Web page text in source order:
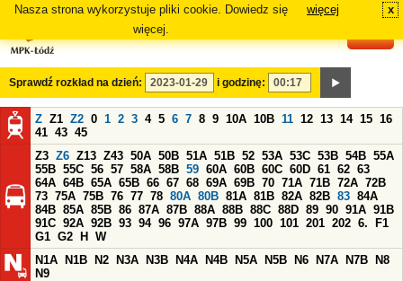
Nasza strona wykorzystuje pliki cookie. Dowiedz się
więcej.
więcej x
Sprawdź rozkład na dzień: i godzinę:
Z Z1 Z2 0 1 2 3 4 5 6 7 8 9 10A 10B 11 12 13 14 15 16
41 43 45
Z3 Z6 Z13 Z43 50A 50B 51A 51B 52 53A 53C 53B 54B 55A
55B 55C 56 57 58A 58B 59 60A 60B 60C 60D 61 62 63
64A 64B 65A 65B 66 67 68 69A 69B 70 71A 71B 72A 72B
73 75A 75B 76 77 78 80A 80B 81A 81B 82A 82B 83 84A
84B 85A 85B 86 87A 87B 88A 88B 88C 88D 89 90 91A 91B
91C 92A 92B 93 94 96 97A 97B 99 100 101 201 202 6.
F1
G1 G2 H
W
N1A
N1B N2 N3A N3B N4A N4B N5A N5B N6 N7A N7B
N8
N9